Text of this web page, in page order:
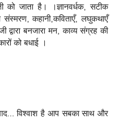
को जाता है। ।ज्ञानवर्धक, सटीक
कहानी,कविताएँ, लघुकथाएँ
द्वारा बनजारा मन, काव्य संग्रह की
को बधाई ।
विश्वाश है आप सबका साथ और